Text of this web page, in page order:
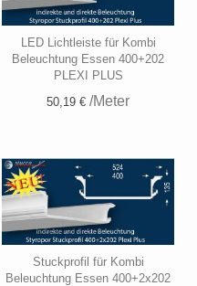
LED Lichtleiste für Kombi
Beleuchtung Essen 400+202
PLEXI PLUS
50,19 € /Meter
Stuckprofil für Kombi
Beleuchtung Essen 400+2x202